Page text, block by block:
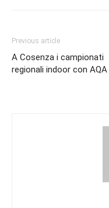
Previous article
A Cosenza i campionati
regionali indoor con AQA